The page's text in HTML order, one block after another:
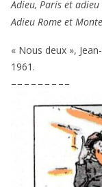
Adieu, Paris et adieu
Adieu Rome et
« Nous deux »,
1961 .
– – – – – – – – –